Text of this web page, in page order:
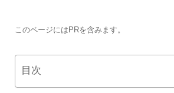
このページにはPRを含みます。
目次